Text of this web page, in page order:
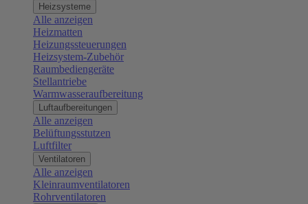
Heizsysteme
Alle anzeigen
Heizmatten
Heizungssteuerungen
Heizsystem-Zubehör
Raumbediengeräte
Stellantriebe
Warmwasseraufbereitung
Luftaufbereitungen
Alle anzeigen
Belüftungsstutzen
Luftfilter
Ventilatoren
Alle anzeigen
Kleinraumventilatoren
Rohrventilatoren